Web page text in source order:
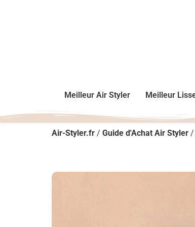
Meilleur Air Styler Meilleur
Air-Styler.fr / Guide d'Achat Air Styler /